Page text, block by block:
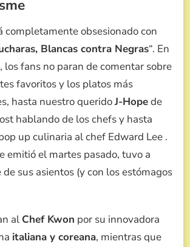
completamente obsesionado con
Blancas contra Negras“. En
los fans no paran de comentar sobre
favoritos y los platos más
hasta nuestro queridoJ-Hopede
hablando de los chefs y hasta
up culinaria al chef Edward Lee .
emitió el martes pasado, tuvo a
sus asientos (y con los estómagos
al Chef Kwon por su innovadora
italiana y coreana, mientras que